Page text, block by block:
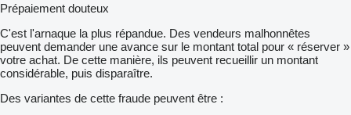
Prépaiement douteux
C'est l'arnaque la plus répandue. Des vendeurs malhonnêtes
peuvent demander une avance sur le montant total pour « réserver »
votre achat. De cette manière, ils peuvent recueillir un montant
considérable, puis disparaître.
Des variantes de cette fraude peuvent être :